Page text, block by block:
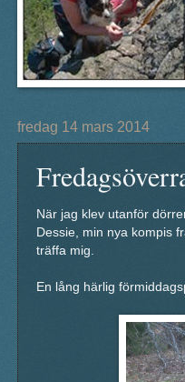
fredag 14 mars 2014
När jag klev utanför
Dessie, min nya kompis
träffa mig.
En lång härlig